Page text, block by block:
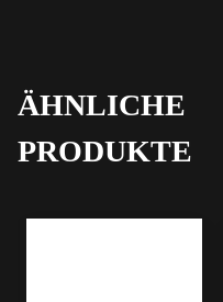
ÄHNLICHE
PRODUKTE